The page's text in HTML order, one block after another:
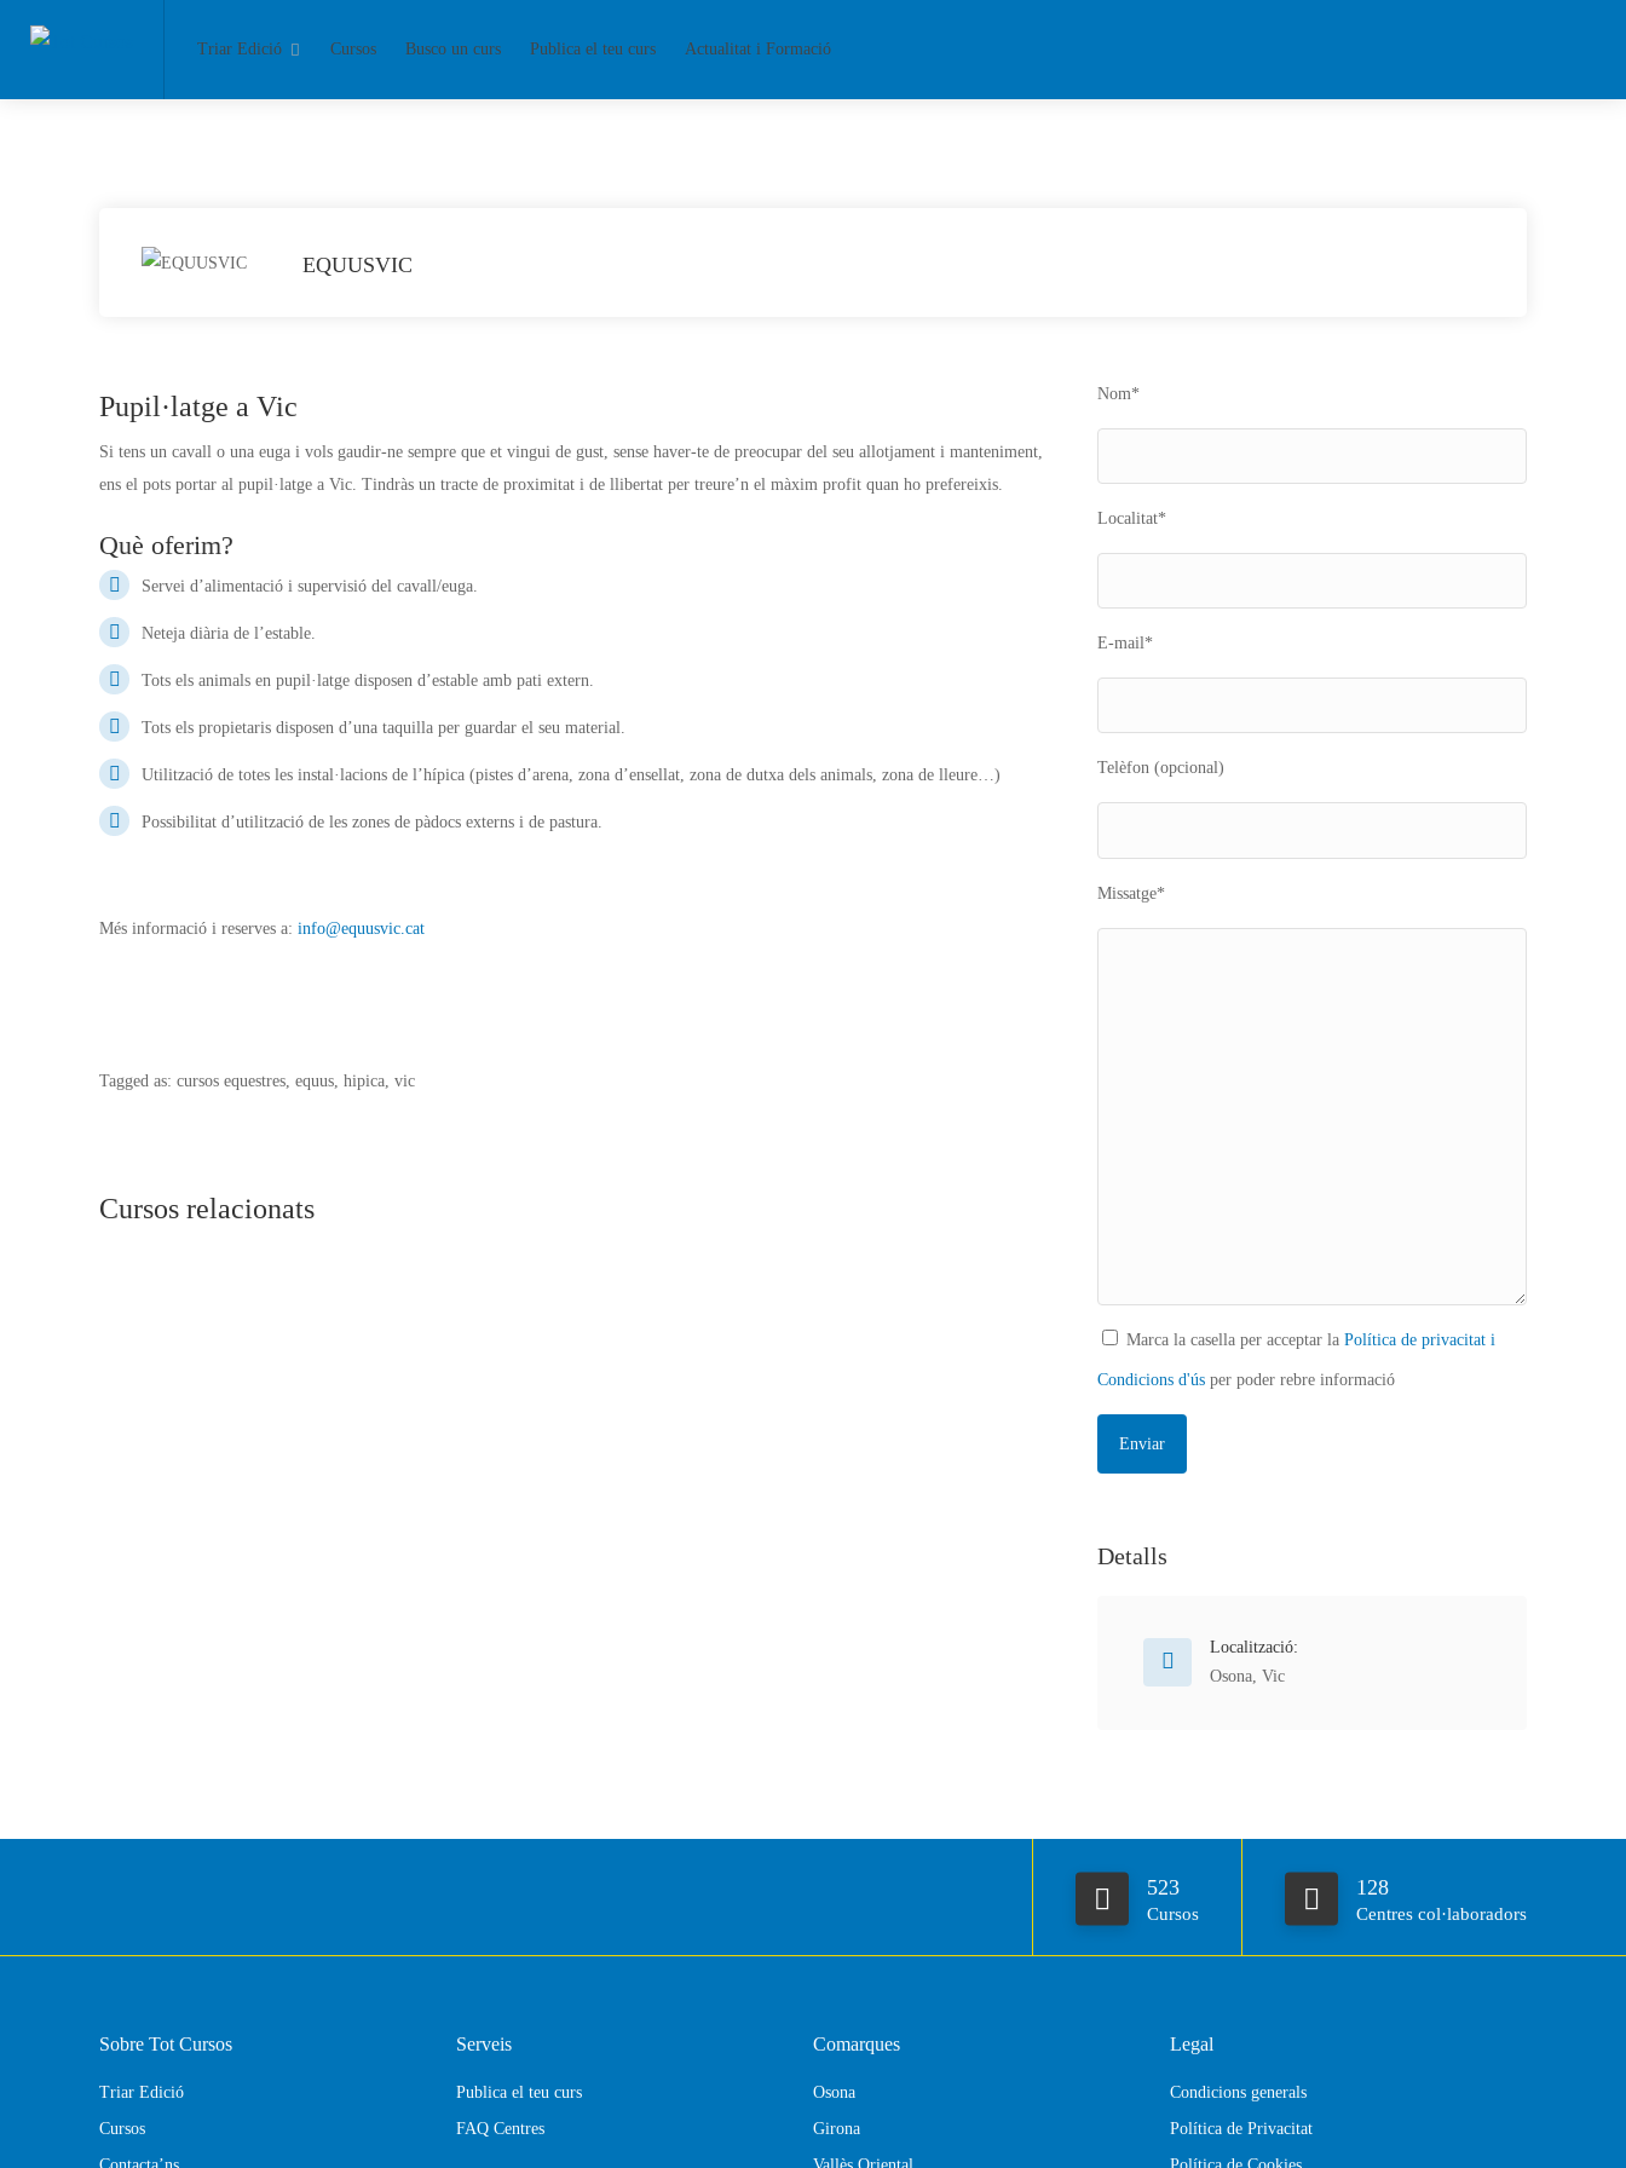
Triar Edició Cursos Busco un curs Publica el teu curs Actualitat i Formació
EQUUSVIC
Pupil·latge a Vic
Si tens un cavall o una euga i vols gaudir-ne sempre que et vingui de gust, sense haver-te de preocupar del seu allotjament i manteniment,
ens el pots portar al pupil·latge a Vic. Tindràs un tracte de proximitat i de llibertat per treure’n el màxim profit quan ho prefereixis.
Què oferim?
Servei d’alimentació i supervisió del cavall/euga.
Neteja diària de l’estable.
Tots els animals en pupil·latge disposen d’estable amb pati extern.
Tots els propietaris disposen d’una taquilla per guardar el seu material.
Utilització de totes les instal·lacions de l’hípica (pistes d’arena, zona d’ensellat, zona de dutxa dels animals, zona de lleure…)
Possibilitat d’utilització de les zones de pàdocs externs i de pastura.
Més informació i reserves a: info@equusvic.cat
Tagged as: cursos equestres, equus, hipica, vic
Cursos relacionats
Nom*
Localitat*
E-mail*
Telèfon (opcional)
Missatge*
Marca la casella per acceptar la Política de privacitat i
Condicions d'ús per poder rebre informació
Detalls
Localització:
Osona, Vic
523
Cursos
128
Centres col·laboradors
Sobre Tot Cursos
Triar Edició
Cursos
Serveis
Publica el teu curs
FAQ Centres
Comarques
Osona
Girona
Legal
Condicions generals
Política de Privacitat